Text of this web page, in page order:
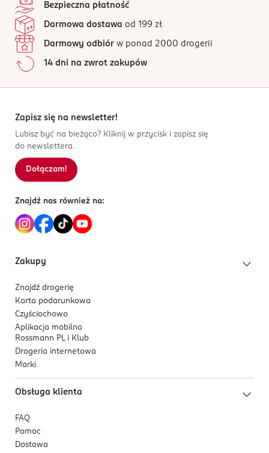
Bezpieczna płatność
Darmowa dostawa od 199 zł
Darmowy odbiór w ponad 2000 drogerii
14 dni na zwrot zakupów
Zapisz się na newsletter!
Lubisz być na bieżąco? Kliknij w przycisk i zapisz się
do newslettera.
Dołączam!
Znajdź nas również na:
Zakupy
Znajdź drogerię
Karta podarunkowa
Czyściochowo
Aplikacja mobilna
Rossmann PL i Klub
Drogeria internetowa
Marki
Obsługa klienta
FAQ
Pomoc
Dostawa